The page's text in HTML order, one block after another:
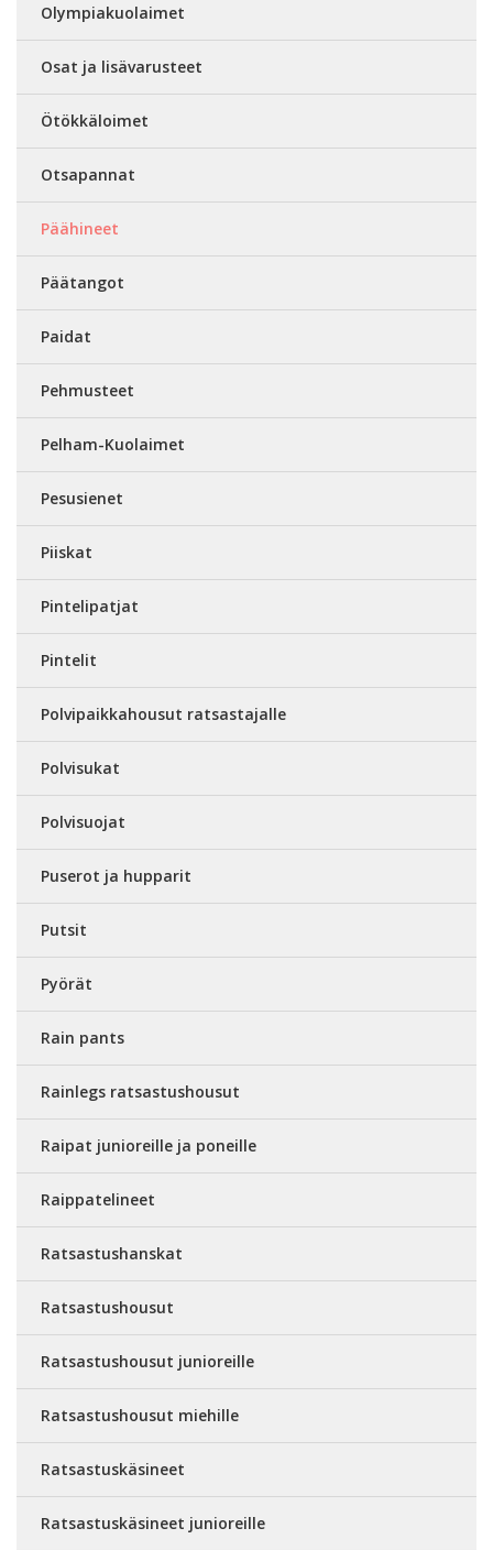
Olympiakuolaimet
Osat ja lisävarusteet
Ötökkäloimet
Otsapannat
Päähineet
Päätangot
Paidat
Pehmusteet
Pelham-Kuolaimet
Pesusienet
Piiskat
Pintelipatjat
Pintelit
Polvipaikkahousut ratsastajalle
Polvisukat
Polvisuojat
Puserot ja hupparit
Putsit
Pyörät
Rain pants
Rainlegs ratsastushousut
Raipat junioreille ja poneille
Raippatelineet
Ratsastushanskat
Ratsastushousut
Ratsastushousut junioreille
Ratsastushousut miehille
Ratsastuskäsineet
Ratsastuskäsineet junioreille